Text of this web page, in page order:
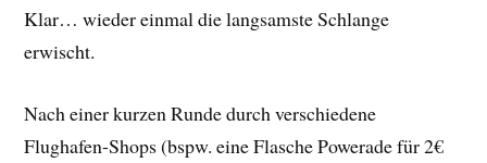
Klar… wieder einmal die langsamste Schlange
erwischt.
Nach einer kurzen Runde durch verschiedene
Flughafen-Shops (bspw. eine Flasche Powerade für 2€